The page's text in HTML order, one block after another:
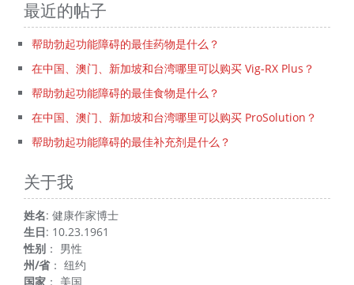
最近的帖子
帮助勃起功能障碍的最佳药物是什么？
在中国、澳门、新加坡和台湾哪里可以购买 Vig-RX Plus？
帮助勃起功能障碍的最佳食物是什么？
在中国、澳门、新加坡和台湾哪里可以购买 ProSolution？
帮助勃起功能障碍的最佳补充剂是什么？
关于我
姓名: 健康作家博士
生日: 10.23.1961
性别 ： 男性
州/省： 纽约
国家 ： 美国